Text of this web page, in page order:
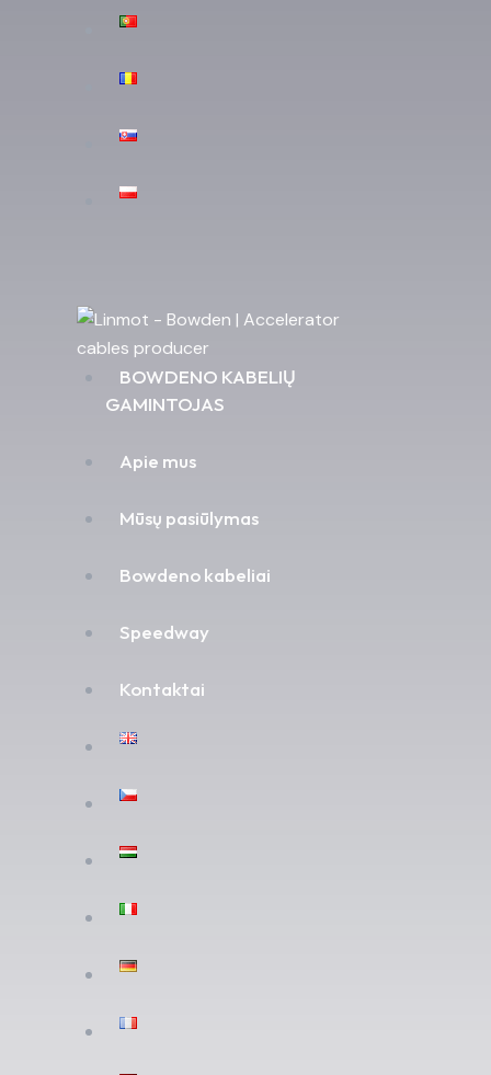
BOWDENO KABELIŲ
GAMINTOJAS
Apie mus
Mūsų pasiūlymas
Bowdeno kabeliai
Speedway
Kontaktai